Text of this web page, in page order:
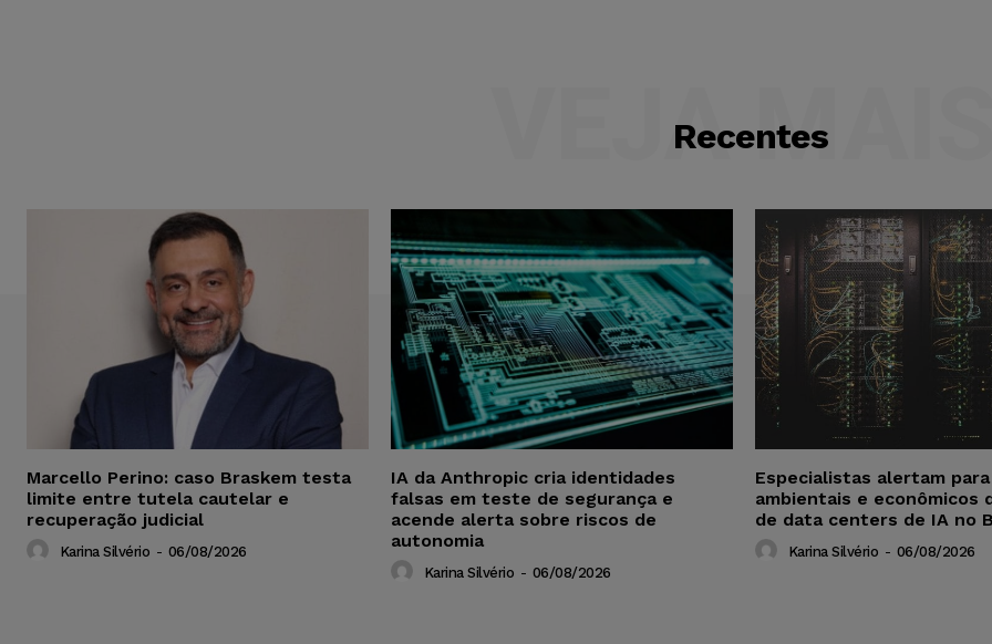
Recentes
VEJA
Marcello Perino: caso Braskem testa
limite entre tutela cautelar e
recuperação judicial
Karina Silvério - 06/08/2026
IA da Anthropic cria identidades
falsas em teste de segurança e
acende alerta sobre riscos de
autonomia
Karina Silvério - 06/08/2026
Especialistas alertam
ambientais e econômicos
de data centers de IA no
Karina Silvério - 06/08/2026